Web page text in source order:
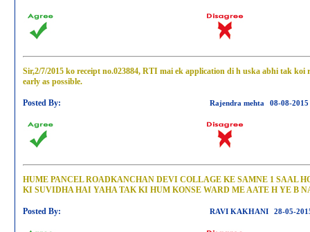
Sir,2/7/2015 ko receipt no.023884, RTI mai ek application di h uska abhi tak
early as possible.
Posted By: Rajendra mehta 08-08-
HUME PANCEL ROADKANCHAN DEVI COLLAGE KE SAMNE 1 SAAL
KI SUVIDHA HAI YAHA TAK KI HUM KONSE WARD ME AATE H YE B
Posted By: RAVI KAKHANI 28-05-